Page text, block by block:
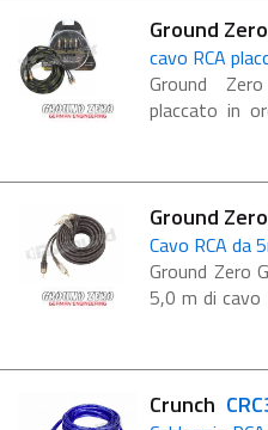
Ground Zero
cavo RCA
Ground
placcato in
1.0X-TP di
qualità di
fare a meno!
Ground Zero
Cavo RCA da
Ground Zero
5,0 m di cavo
intrecciati
Connettore
m ...
Crunch